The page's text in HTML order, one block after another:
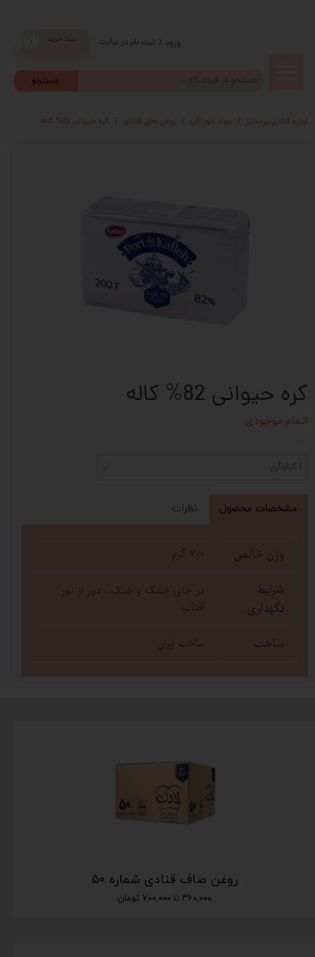
جستجو
سبد خرید ورود / ثبت نام در سایت
خروج از
حساب
کاربری
لوازم قنادی پرستیژ مواد خوراکی روغن های قنادی کره حیوانی 82% کاله
کره حیوانی 82% کاله
اتمام موجودی
1 کیلوگرم
مشخصات محصول نظرات
وزن خالص 200 گرم
شرایط
نگهداری
در جای خشک و خنک ، دور از نور
آفتاب
ساخت ساخت ایران
روغن صاف قنادی شماره ۵۰
۳۶۰,۰۰۰ تا ۷۰۰,۰۰۰ تومان